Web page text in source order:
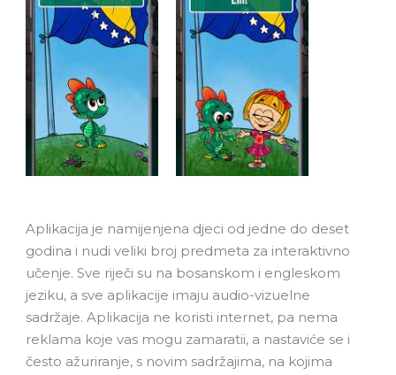
Aplikacija je namijenjena djeci od jedne do deset
godina i nudi veliki broj predmeta za interaktivno
učenje. Sve riječi su na bosanskom i engleskom
jeziku, a sve aplikacije imaju audio-vizuelne
sadržaje. Aplikacija ne koristi internet, pa nema
reklama koje vas mogu zamaratii, a nastaviće se i
često ažuriranje, s novim sadržajima, na kojima